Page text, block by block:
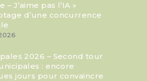
– J’aime pas l’IA »
d’une concurrence
2026 – Second tour
: encore
jours pour convaincre